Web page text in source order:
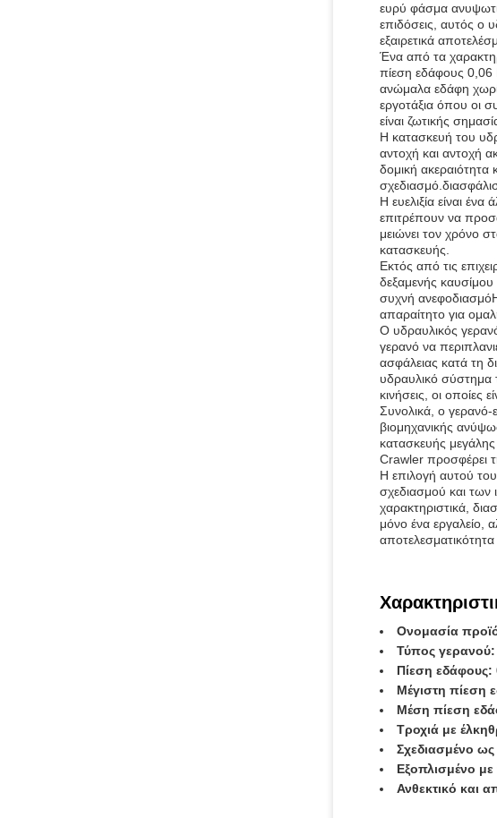
ευρύ φάσμα
επιδόσεις, αυτός ο
εξαιρετικά
Ένα από τα
πίεση εδάφους 0,06
ανώμαλα εδάφη
εργοτάξια όπου οι
είναι ζωτικής
Η κατασκευή του
αντοχή και αντοχή
δομική ακεραιότητα
Η ευελιξία είναι
επιτρέπουν να
μειώνει τον χρόνο
κατασκευής.
Εκτός από τις
δεξαμενής
συχνή
απαραίτητο για
Ο υδραυλικός
γερανό να
ασφάλειας κατά τη
υδραυλικό σύστημα
κινήσεις, οι οποίες
Συνολικά, ο γερανό-
βιομηχανικής
κατασκευής
Crawler προσφέρει
Η επιλογή αυτού
σχεδιασμού και των
χαρακτηριστικά,
μόνο ένα εργαλείο,
αποτελεσματικότητα
Ονομασία
Τύπος
Πίεση εδάφους:
Μέγιστη πίεση
Μέση πίεση
Τροχιά με
Σχεδιασμένο ως
Εξοπλισμένο
Ανθεκτικό και